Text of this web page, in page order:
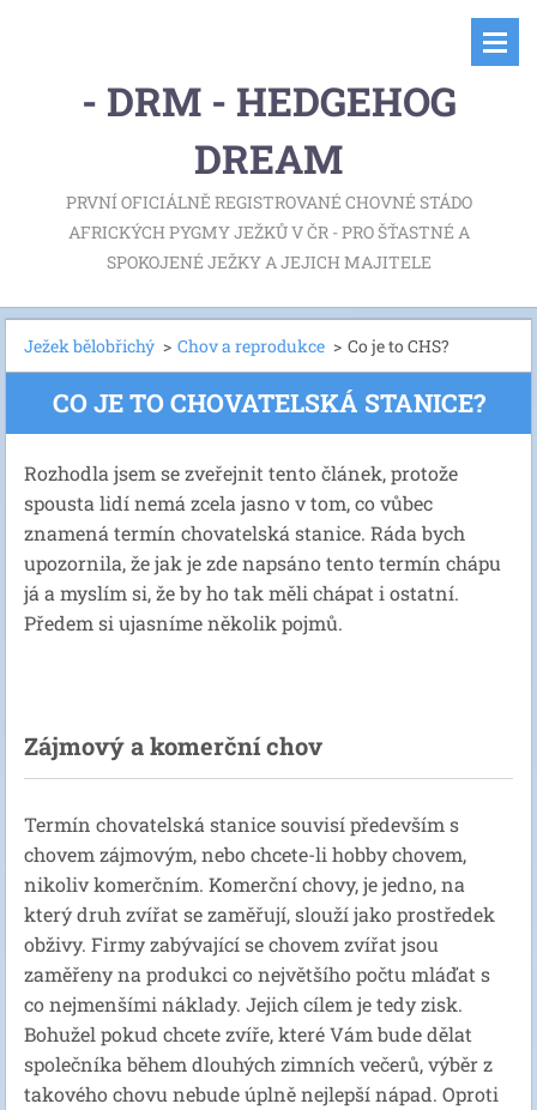
- DRM - HEDGEHOG
DREAM
PRVNÍ OFICIÁLNĚ REGISTROVANÉ CHOVNÉ STÁDO
AFRICKÝCH PYGMY JEŽKŮ V ČR - PRO ŠŤASTNÉ A
SPOKOJENÉ JEŽKY A JEJICH MAJITELE
Ježek bělobřichý > Chov a reprodukce > Co je to CHS?
CO JE TO CHOVATELSKÁ STANICE?
Rozhodla jsem se zveřejnit tento článek, protože
spousta lidí nemá zcela jasno v tom, co vůbec
znamená termín chovatelská stanice. Ráda bych
upozornila, že jak je zde napsáno tento termín chápu
já a myslím si, že by ho tak měli chápat i ostatní.
Předem si ujasníme několik pojmů.
Zájmový a komerční chov
Termín chovatelská stanice souvisí především s
chovem zájmovým, nebo chcete-li hobby chovem,
nikoliv komerčním. Komerční chovy, je jedno, na
který druh zvířat se zaměřují, slouží jako prostředek
obživy. Firmy zabývající se chovem zvířat jsou
zaměřeny na produkci co největšího počtu mláďat s
co nejmenšími náklady. Jejich cílem je tedy zisk.
Bohužel pokud chcete zvíře, které Vám bude dělat
společníka během dlouhých zimních večerů, výběr z
takového chovu nebude úplně nejlepší nápad. Oproti